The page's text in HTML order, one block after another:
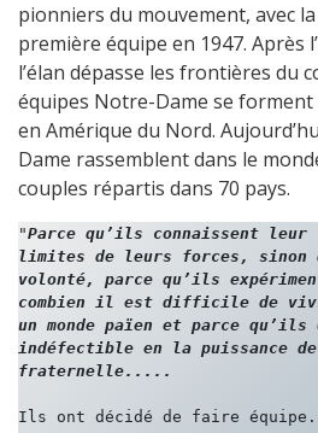
pionniers du mouvement, avec la
première équipe en 1947. Après
l’élan dépasse les frontières du
équipes Notre-Dame se forment
en Amérique du Nord.
Dame rassemblent dans le
couples répartis dans 70 pays.
"Parce qu’ils connaissent
limites de leurs forces, sinon
volonté, parce qu’ils
combien il est difficile de
un monde païen et parce
indéfectible en la puissance
fraternelle.....
Ils ont décidé de faire équipe.